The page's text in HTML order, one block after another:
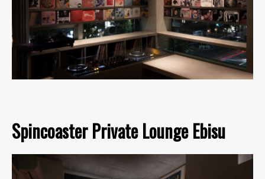
Spincoaster Private Lounge Ebisu